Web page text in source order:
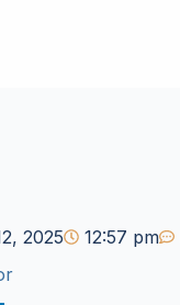
2025 12:57 pm